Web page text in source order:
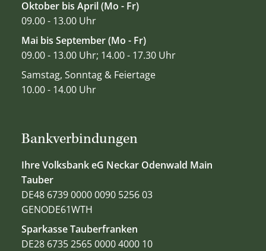
Bankverbindungen
Ihre Volksbank eG Neckar Odenwald Main
Tauber
DE48 6739 0000 0090 5256 03
GENODE61WTH
Sparkasse Tauberfranken
DE28 6735 2565 0000 4000 10
Oktober bis April (Mo - Fr)
09.00 - 13.00 Uhr
Mai bis September (Mo - Fr)
09.00 - 13.00 Uhr; 14.00 - 17.30 Uhr
Samstag, Sonntag & Feiertage
10.00 - 14.00 Uhr